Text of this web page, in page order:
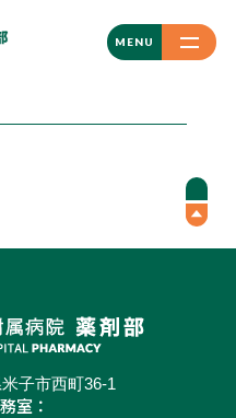
MENU
CLOSE
子市西町36-1
室：